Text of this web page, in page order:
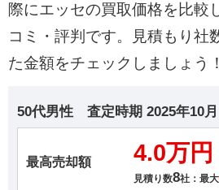
際にエッセの買取価格を比較
コミ・評判です。見積もり社
た金額をチェックしましょう！
50代男性 査定時期 2025年10月
最高売却額 4.0万円
見積り数8社：最大